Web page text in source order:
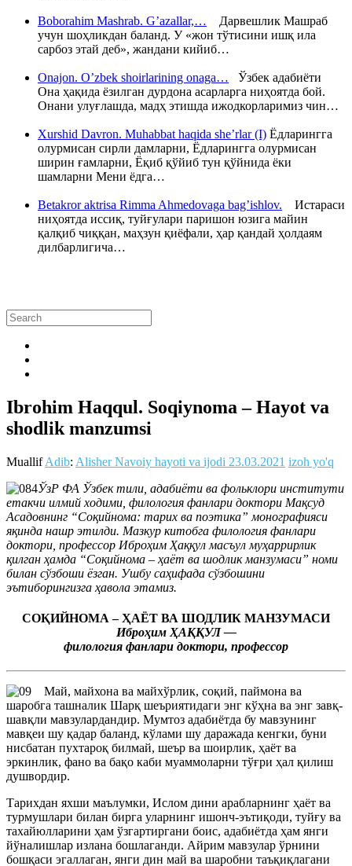
Boborahim Mashrab. G’azallar,… Дарвешлик Машраб
учун шоҳликдан баланд. У «жон тўтисини ишқ ила
сарбоз этай деб», жандани кийиб…
Onajon. O’zbek shoirlarining onaga… Ўзбек адабиёти
Она ҳақида ёзилган дурдона асарларга ниҳоятда бой.
Онани улуғлашда, мадҳ этишда ижодкорларимиз чин…
Xurshid Davron. Muhabbat haqida she’rlar (I) Ёдларингга
олурмисан сирли дамларни, Ёдларингга олурмисан
ширин ғамларни, Ёқиб қўйиб тун қўйнида ёки
шамларни Мени ёдга…
Betakror aktrisa Rimma Ahmedovaga bag’ishlov. Истараси
ниҳоятда иссиқ, туйғулари паришон юзига майин
қалқиб чиққан, маҳзун қиёфали, ҳар қандай ҳолдаям
дилбарлигича…
Ibrohim Haqqul. Soqiynoma – Hayot va
shodlik manzumsi
MuallifAdib: Alisher Navoiy hayoti va ijodi 23.03.2021 izoh yo'q
ЎзР ФА Ўзбек тили, адабиёти ва фольклори институти
етакчи илмий ходими, филология фанлари доктори Мақсуд
Асадовнинг “Соқийнома: тарих ва поэтика” монографияси
яқинда нашр этилди. Мазкур китобга филология фанлари
доктори, профессор Иброҳим Ҳаққул масъул муҳаррирлик
қилган ҳамда “Соқийнома – ҳаёт ва шодлик манзумаси” номи
билан сўзбоши ёзган. Ушбу саҳифада сўзбошини
эътиборингизга ҳавола этамиз.
СОҚИЙНОМА – ҲАЁТ ВА ШОДЛИК МАНЗУМАСИ
Иброҳим ҲАҚҚУЛ —
филология фанлари доктори, профессор
Май, майхона ва майхўрлик, соқий, паймона ва
шаробга ташналик Шарқ шеъриятидаги энг кўҳна ва энг завқ-
шавқли мавзулардандир. Мумтоз адабиётда бу мавзунинг
мавқеи шу қадар баланд, кўлами шу даражада кенгки, буни
нисбатан пухтароқ билмай, шеър ва шоирлик, ҳаёт ва
эркинлик, фано ва бақо каби муаммоларни тўғри ҳал қилиш
душвордир.
Тарихдан яхши маълумки, Ислом дини арабларнинг ҳаёт ва
турмушлари билан бирга уларнинг ишонч-эътиқоди, туйғу ва
тахайюлларини ҳам ўзгартиргани боис, адабиётда ҳам янги
йўналишлар излана бошлаганди. Айрим мавзулар ўрнини
бошқаси эгаллаган, янги дин май ва шаробни таъқиқлагани